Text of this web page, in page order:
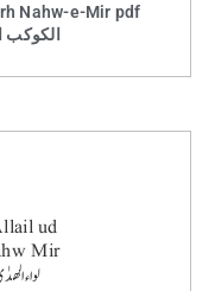
Nahw-e-Mir pdf
الکوکب